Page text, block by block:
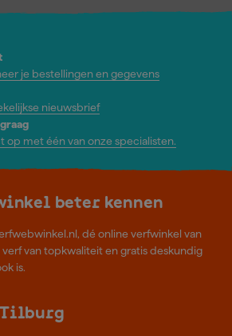
je bestellingen en gegevens
nieuwsbrief
op met één van onze specialisten.
beter kennen
dé online verfwinkel van
van topkwaliteit en gratis deskundig
is.
Tilburg